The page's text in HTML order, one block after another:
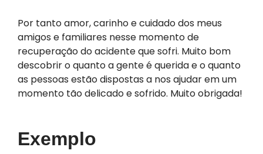
Por tanto amor, carinho e cuidado dos meus
amigos e familiares nesse momento de
recuperação do acidente que sofri. Muito bom
descobrir o quanto a gente é querida e o quanto
as pessoas estão dispostas a nos ajudar em um
momento tão delicado e sofrido. Muito obrigada!
Exemplo